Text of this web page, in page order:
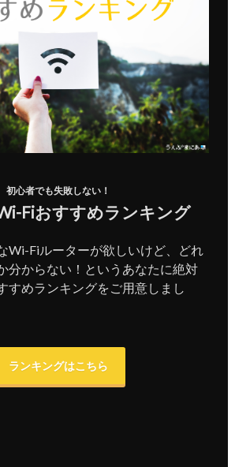
初心者でも失敗しない！
Fiおすすめランキング
Wi-Fiルーターが欲しいけど、どれ
分からない！というあなたに絶対
すめランキングをご用意しまし
ランキングはこちら